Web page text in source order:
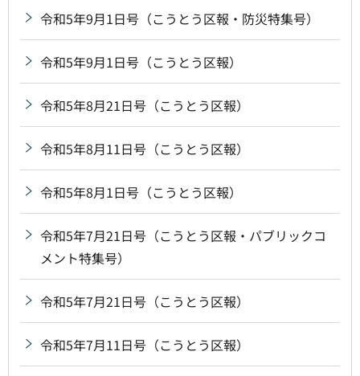
令和5年9月1日号（こうとう区報・防災特集号）
令和5年9月1日号（こうとう区報）
令和5年8月21日号（こうとう区報）
令和5年8月11日号（こうとう区報）
令和5年8月1日号（こうとう区報）
令和5年7月21日号（こうとう区報・パブリックコ
メント特集号）
令和5年7月21日号（こうとう区報）
令和5年7月11日号（こうとう区報）